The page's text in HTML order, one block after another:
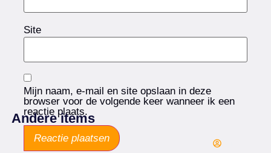
Site
Mijn naam, e-mail en site opslaan in deze
browser voor de volgende keer wanneer ik een
reactie plaats.
Andere items